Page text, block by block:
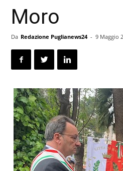
Moro
Da Redazione Puglianews24 - 9 Maggio